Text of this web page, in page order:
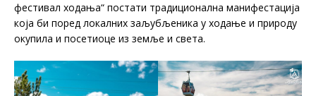
фестивал ходања“ постати традиционална манифестација
која би поред локалних заљубљеника у ходање и природу
окупила и посетиоце из земље и света.